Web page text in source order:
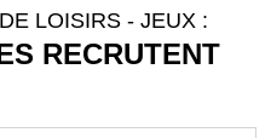
LOISIRS - JEUX :
RECRUTENT